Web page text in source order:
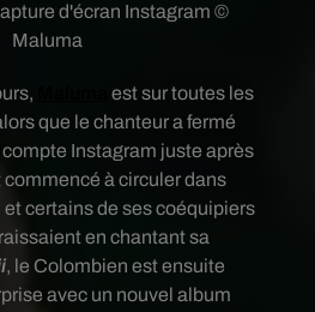
d'écran Instagram ©
Maluma
estsur toutes les
que le chanteur a fermé
Instagram juste après
à circuler dans
certains de ses coéquipiers
en chantant sa
, le Colombien est ensuite
avec un nouvel album